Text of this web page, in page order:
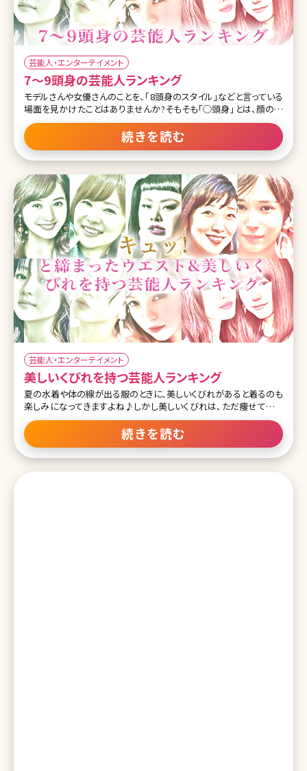
芸能人・エンターテイメント
7〜9頭身の芸能人ランキング
モデルさんや女優さんのことを、「8頭身のスタイル」などと言っている
場面を見かけたことはありませんか?そもそも「◯頭身」とは、顔の大
きさと身長のバランスを表したもので、丸に入る数字が大きいほどス
タイルが良く見えます。 頭身が多いということはそれだけ顔が小さい
ということ。顔を小さくして8頭身に近いバランスのいいスタイルにす
るには、脂肪溶解注射やボトックス注射のような注入系の小顔治療
骨やエラの骨切り、骨削りといった外科手術で理想の小顔＆輪郭に整
えるという方法もあります。 一般的に芸能人はみんなスタイルが良い
というイメージがありますが、実際にスタイルが良いのは、一体誰な
のでしょうか?以下ランキング形式で発表していきます! 目次 第1位：
朝比奈 彩（9頭身） 第2位：冨永愛（9頭身） 第3位：菜々緒（8頭身
続きを読む
芸能人・エンターテイメント
美しいくびれを持つ芸能人ランキング
夏の水着や体の線が出る服のときに、美しいくびれがあると着るのも
楽しみになってきますよね♪しかし美しいくびれは、ただ痩せてるだ
けではダメという難しいものでもあります……。 だからこそ、きれい
な芸能人たちでも美しいくびれを持つ人たちは、本当に美意識が高
いと言えるのではないでしょうか。今回はほどよく肉感もあり、かつキ
ュッと引き締まった美しいくびれを持つ女性芸能人たちをご紹介しま
続きを読む